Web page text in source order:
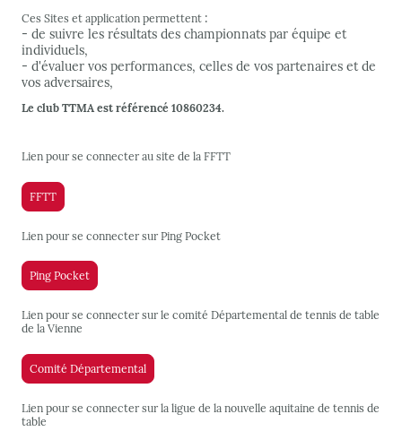
Ces Sites et application permettent :
- de suivre les résultats des championnats par équipe et
individuels,
- d'évaluer vos performances, celles de vos partenaires et de
vos adversaires,
Le club TTMA est référencé 10860234.
Lien pour se connecter au site de la FFTT
FFTT
Lien pour se connecter sur Ping Pocket
Ping Pocket
Lien pour se connecter sur le comité Départemental de tennis de table
de la Vienne
Comité Départemental
Lien pour se connecter sur la ligue de la nouvelle aquitaine de tennis de
table